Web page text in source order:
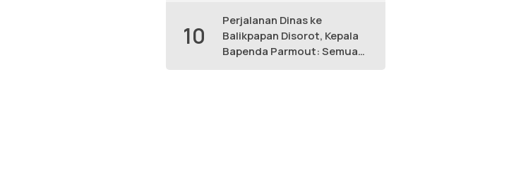
10
Perjalanan Dinas ke
Balikpapan Disorot, Kepala
Bapenda Parmout: Semua